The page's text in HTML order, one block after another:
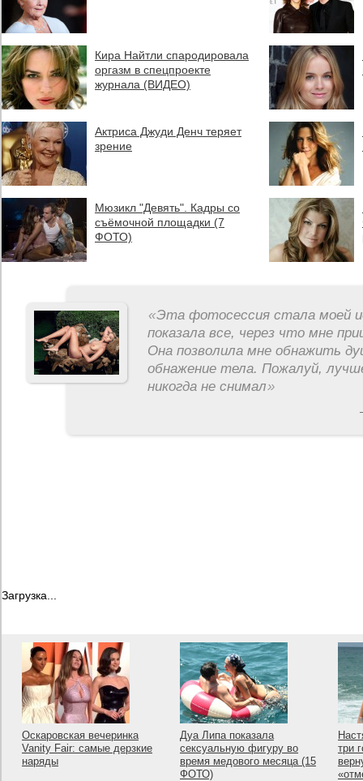
Кира Найтли спародировала
оргазм в спецпроекте
журнала (ВИДЕО)
Актриса Джуди Денч теряет
зрение
Мюзикл "Девять". Кадры со
съёмочной площадки (7
ФОТО)
«Эта фотосессия стала моей
показала все, через что мне
Она позволила мне обнажить
обнажение тела. Пожалуй,
никогда не снимал»
Загрузка...
Оскаровская вечеринка
Vanity Fair: самые дерзкие
наряды
Дуа Липа показала
сексуальную фигуру во
время медового месяца (15
ФОТО)
три